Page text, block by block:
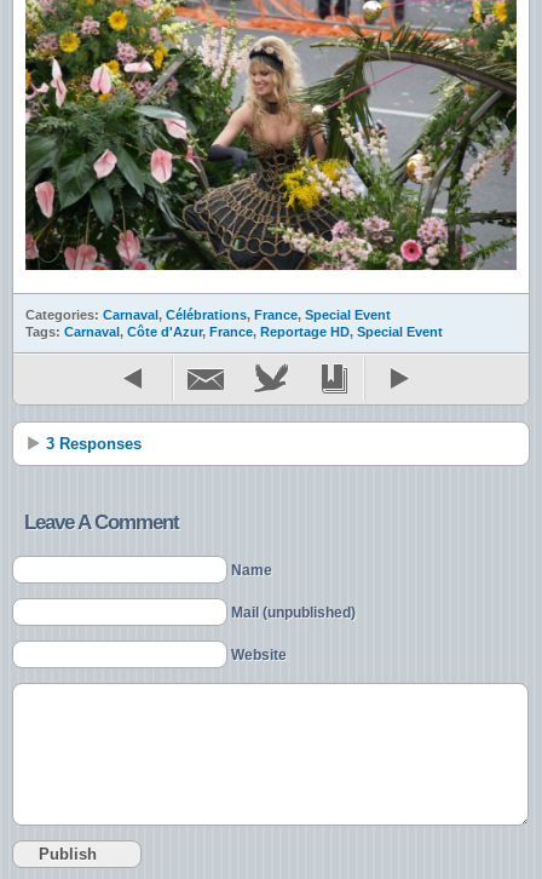
Categories: Carnaval, Célébrations, France, Special Event
Tags: Carnaval, Côte d'Azur, France, Reportage HD, Special Event
3 Responses
Leave A Comment
Name
Mail (unpublished)
Website